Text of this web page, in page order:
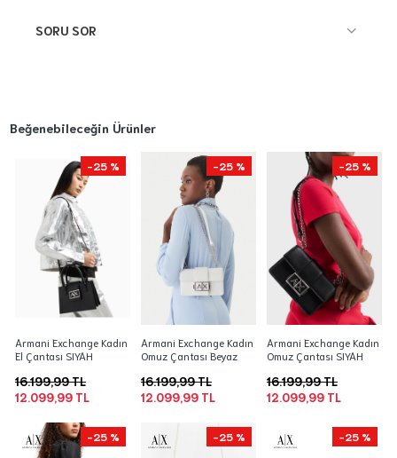
SORU SOR
Beğenebileceğin Ürünler
-25 %
Armani Exchange Kadın
El Çantası SIYAH
12.099,99 TL
16.199,99 TL
-25 %
Armani Exchange Kadın
Omuz Çantası Beyaz
12.099,99 TL
16.199,99 TL
-25 %
Armani Exchange Kadın
Omuz Çantası SIYAH
12.099,99 TL
16.199,99 TL
-25 % -25 % -25 %